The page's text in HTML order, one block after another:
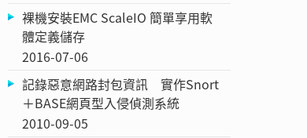
裸機安裝EMC ScaleIO 簡單享用軟
體定義儲存
2016-07-06
記錄惡意網路封包資訊 實作Snort
＋BASE網頁型入侵偵測系統
2010-09-05